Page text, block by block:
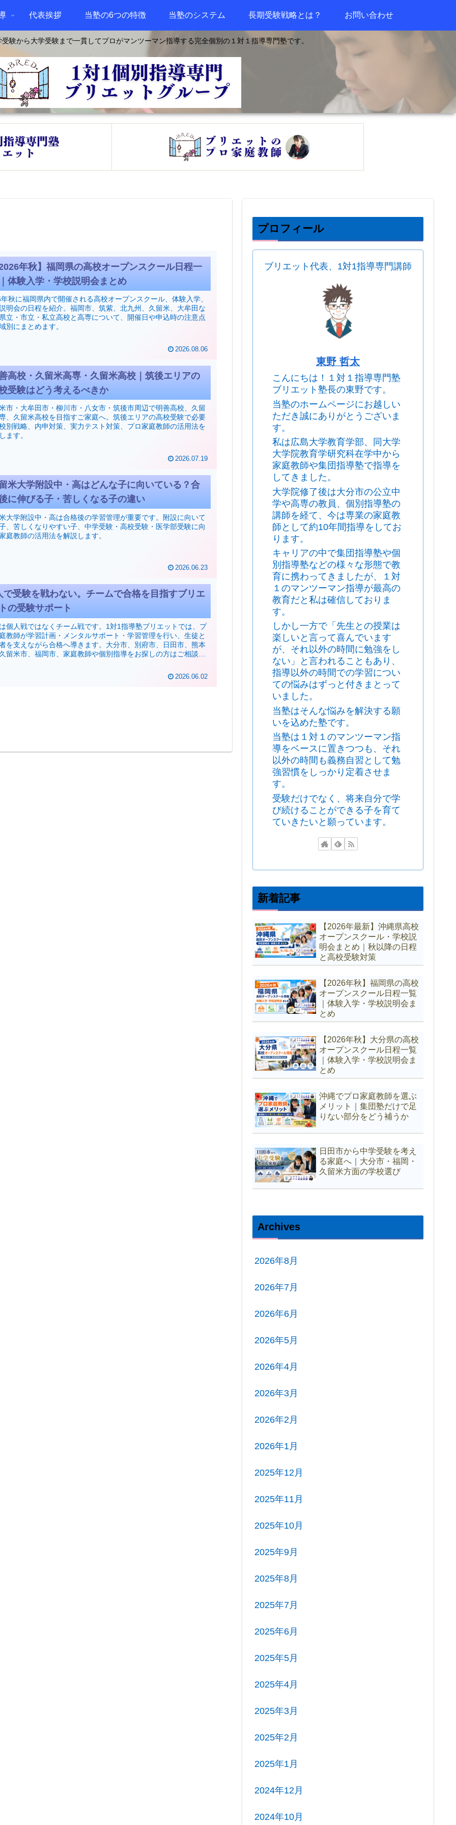
験から大学受験まで一貫してプロがマンツーマン指導する完全個別の１対１指導専門塾です。
代表挨拶 当塾の6つの特徴 当塾のシステム 長期受験戦略とは？ お問い合わせ
2026年秋】福岡県の高校オープンスクール日程一
体験入学・学校説明会まとめ
秋に福岡県内で開催される高校オープンスクール、体験入学、
明会の日程を紹介。福岡市、筑紫、北九州、久留米、大牟田な
立・市立・私立高校と高専について、開催日や申込時の注意点
別にまとめます。
2026.08.06
高校・久留米高専・久留米高校｜筑後エリアの
受験はどう考えるべきか
市・大牟田市・柳川市・八女市・筑後市周辺で明善高校、久留
、久留米高校を目指すご家庭へ。筑後エリアの高校受験で必要
別戦略、内申対策、実力テスト対策、プロ家庭教師の活用法を
ます。
2026.07.19
米大学附設中・高はどんな子に向いている？合
に伸びる子・苦しくなる子の違い
大学附設中・高は合格後の学習管理が重要です。附設に向いて
、苦しくなりやすい子、中学受験・高校受験・医学部受験に向
庭教師の活用法を解説します。
2026.06.23
で受験を戦わない。チームで合格を目指すブリエ
の受験サポート
個人戦ではなくチーム戦です。1対1指導塾ブリエットでは、プ
教師が学習計画・メンタルサポート・学習管理を行い、生徒と
を支えながら合格へ導きます。大分市、別府市、日田市、熊本
留米市、福岡市、家庭教師や個別指導をお探しの方はご相談く
2026.06.02
プロフィール
ブリエット代表、1対1指導専門講師
東野 哲太
こんにちは！１対１指導専門塾
ブリエット塾長の東野です。
当塾のホームページにお越しい
ただき誠にありがとうございま
す。
私は広島大学教育学部、同大学
大学院教育学研究科在学中から
家庭教師や集団指導塾で指導を
してきました。
大学院修了後は大分市の公立中
学や高専の教員、個別指導塾の
講師を経て、今は専業の家庭教
師として約10年間指導をしてお
ります。
キャリアの中で集団指導塾や個
別指導塾などの様々な形態で教
育に携わってきましたが、１対
１のマンツーマン指導が最高の
教育だと私は確信しておりま
す。
しかし一方で「先生との授業は
楽しいと言って喜んでいます
が、それ以外の時間に勉強をし
ない」と言われることもあり、
指導以外の時間での学習につい
ての悩みはずっと付きまとって
いました。
当塾はそんな悩みを解決する願
いを込めた塾です。
当塾は１対１のマンツーマン指
導をベースに置きつつも、それ
以外の時間も義務自習として勉
強習慣をしっかり定着させま
す。
受験だけでなく、将来自分で学
び続けることができる子を育て
ていきたいと願っています。
新着記事
【2026年最新】沖縄県高校
オープンスクール・学校説
明会まとめ｜秋以降の日程
と高校受験対策
【2026年秋】福岡県の高校
オープンスクール日程一覧
｜体験入学・学校説明会ま
とめ
【2026年秋】大分県の高校
オープンスクール日程一覧
｜体験入学・学校説明会ま
とめ
沖縄でプロ家庭教師を選ぶ
メリット｜集団塾だけで足
りない部分をどう補うか
日田市から中学受験を考え
る家庭へ｜大分市・福岡・
久留米方面の学校選び
Archives
2026年8月
2026年7月
2026年6月
2026年5月
2026年4月
2026年3月
2026年2月
2026年1月
2025年12月
2025年11月
2025年10月
2025年9月
2025年8月
2025年7月
2025年6月
2025年5月
2025年4月
2025年3月
2025年2月
2025年1月
2024年12月
2024年10月